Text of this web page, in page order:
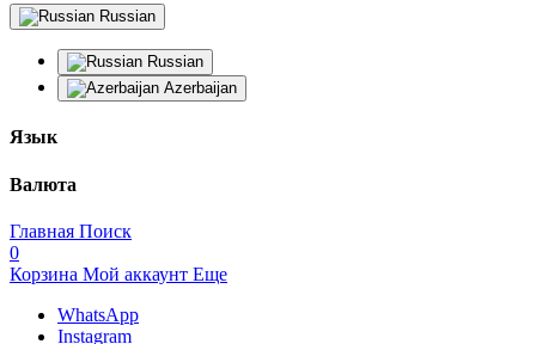
Russian
Russian
Azerbaijan
Язык
Валюта
Главная Поиск
0
Корзина Мой аккаунт Еще
WhatsApp
Instagram